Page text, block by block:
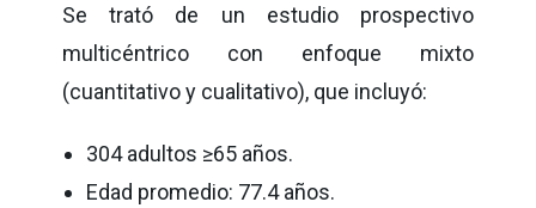
Se trató de un estudio prospectivo
multicéntrico con enfoque mixto
(cuantitativo y cualitativo), que incluyó:
304 adultos ≥65 años.
Edad promedio: 77.4 años.